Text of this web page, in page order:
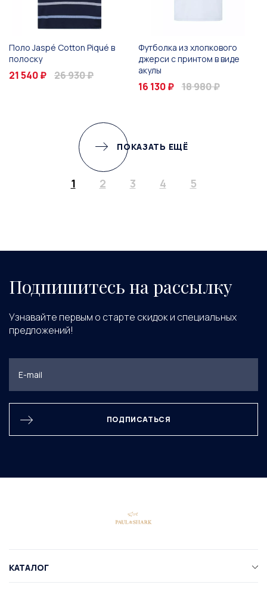
Поло Jaspé Cotton Piqué в
полоску
21 540 ₽ 26 930 ₽
Футболка из хлопкового
джерси с принтом в виде
акулы
16 130 ₽ 18 980 ₽
ПОКАЗАТЬ ЕЩЁ
1 2 3 4 5
Подпишитесь на рассылку
Узнавайте первым о старте скидок и специальных
предложений!
ПОДПИСАТЬСЯ
КАТАЛОГ